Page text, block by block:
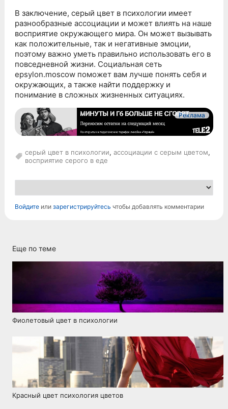
В заключение, серый цвет в психологии имеет
разнообразные ассоциации и может влиять на наше
восприятие окружающего мира. Он может вызывать
как положительные, так и негативные эмоции,
поэтому важно уметь правильно использовать его в
повседневной жизни. Социальная сеть
epsylon.moscow поможет вам лучше понять себя и
окружающих, а также найти поддержку и
понимание в сложных жизненных ситуациях.
Реклама
серый цвет в психологии,ассоциации с серым цветом,
восприятие серого в еде
Войдите илизарегистрируйтесь чтобы добавлять комментарии
Еще по теме
Фиолетовый цвет в психологии
Красный цвет психология цветов